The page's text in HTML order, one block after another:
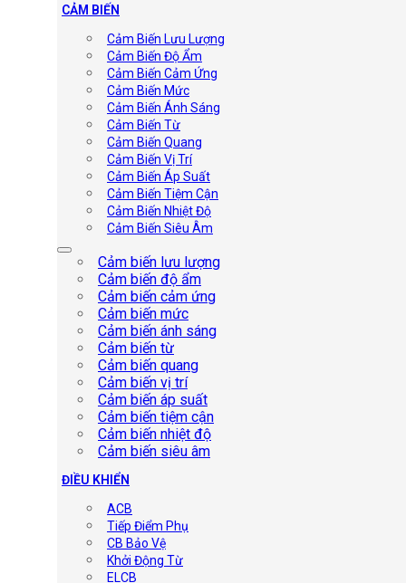
CẢM BIẾN
Cảm Biến Lưu Lượng
Cảm Biến Độ Ẩm
Cảm Biến Cảm Ứng
Cảm Biến Mức
Cảm Biến Ánh Sáng
Cảm Biến Từ
Cảm Biến Quang
Cảm Biến Vị Trí
Cảm Biến Áp Suất
Cảm Biến Tiệm Cận
Cảm Biến Nhiệt Độ
Cảm Biến Siêu Âm
Cảm biến lưu lượng
Cảm biến độ ẩm
Cảm biến cảm ứng
Cảm biến mức
Cảm biến ánh sáng
Cảm biến từ
Cảm biến quang
Cảm biến vị trí
Cảm biến áp suất
Cảm biến tiệm cận
Cảm biến nhiệt độ
Cảm biến siêu âm
ĐIỀU KHIỂN
ACB
Tiếp Điểm Phụ
CB Bảo Vệ
Khởi Động Từ
ELCB